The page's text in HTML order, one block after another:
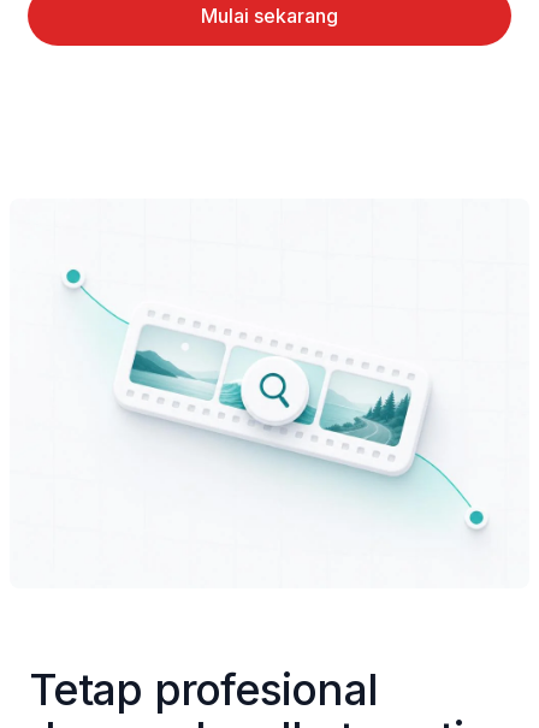
Mulai sekarang
Tetap profesional